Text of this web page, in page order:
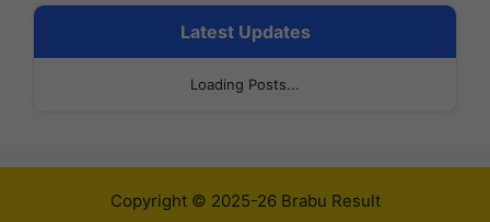
Latest Updates
Loading Posts...
Copyright © 2025-26 Brabu Result